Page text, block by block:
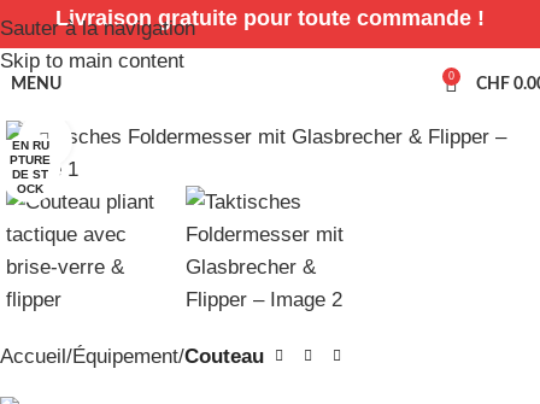
Sauter à la navigation
Skip to main content
Livraison gratuite pour toute commande !
MENU 0 CHF
EN RU
PTURE
DE ST
OCK
Cliquez pour agrandir
Accueil Équipement Couteau